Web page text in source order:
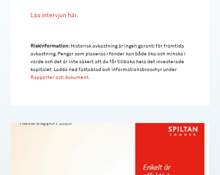
Läs intervjun här.
Riskinformation: Historisk avkastning är ingen garanti för framtida
avkastning. Pengar som placeras i fonder kan både öka och minska i
värde och det är inte säkert att du får tillbaka hela det investerade
kapitalet. Ladda ned faktablad och informationsbroschyr under
Rapporter och dokument